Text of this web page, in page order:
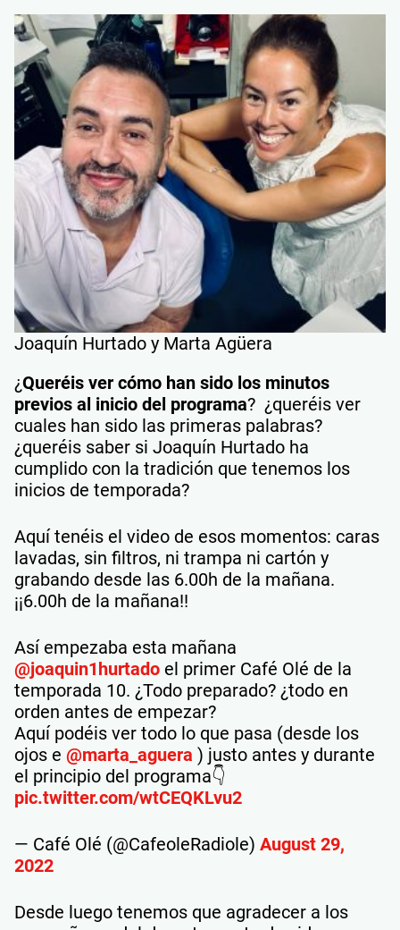
Joaquín Hurtado y Marta Agüera
¿Queréis ver cómo han sido los minutos
previos al inicio del programa? ¿queréis ver
cuales han sido las primeras palabras?
¿queréis saber si Joaquín Hurtado ha
cumplido con la tradición que tenemos los
inicios de temporada?
Aquí tenéis el video de esos momentos: caras
lavadas, sin filtros, ni trampa ni cartón y
grabando desde las 6.00h de la mañana.
¡¡6.00h de la mañana!!
Así empezaba esta mañana
@joaquin1hurtado el primer Café Olé de la
temporada 10. ¿Todo preparado? ¿todo en
orden antes de empezar?
Aquí podéis ver todo lo que pasa (desde los
ojos e @marta_aguera ) justo antes y durante
el principio del programa👇
pic.twitter.com/wtCEQKLvu2
— Café Olé (@CafeoleRadiole) August 29,
2022
Desde luego tenemos que agradecer a los